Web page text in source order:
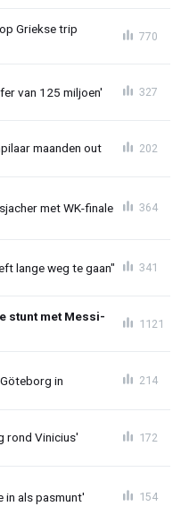
Griekse trip
770
van 125 miljoen' 327
maanden out 202
met WK-finale 364
lange weg te gaan" 341
stunt met Messi-
1121
in 214
rond Vinicius' 172
in als pasmunt' 154